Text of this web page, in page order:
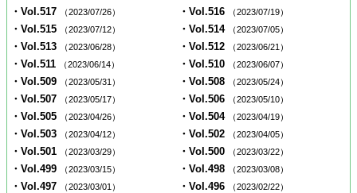
・Vol.517 （2023/07/26） ・Vol.516 （2023/07/19）
・Vol.515 （2023/07/12） ・Vol.514 （2023/07/05）
・Vol.513 （2023/06/28） ・Vol.512 （2023/06/21）
・Vol.511 （2023/06/14） ・Vol.510 （2023/06/07）
・Vol.509 （2023/05/31） ・Vol.508 （2023/05/24）
・Vol.507 （2023/05/17） ・Vol.506 （2023/05/10）
・Vol.505 （2023/04/26） ・Vol.504 （2023/04/19）
・Vol.503 （2023/04/12） ・Vol.502 （2023/04/05）
・Vol.501 （2023/03/29） ・Vol.500 （2023/03/22）
・Vol.499 （2023/03/15） ・Vol.498 （2023/03/08）
・Vol.497 （2023/03/01） ・Vol.496 （2023/02/22）